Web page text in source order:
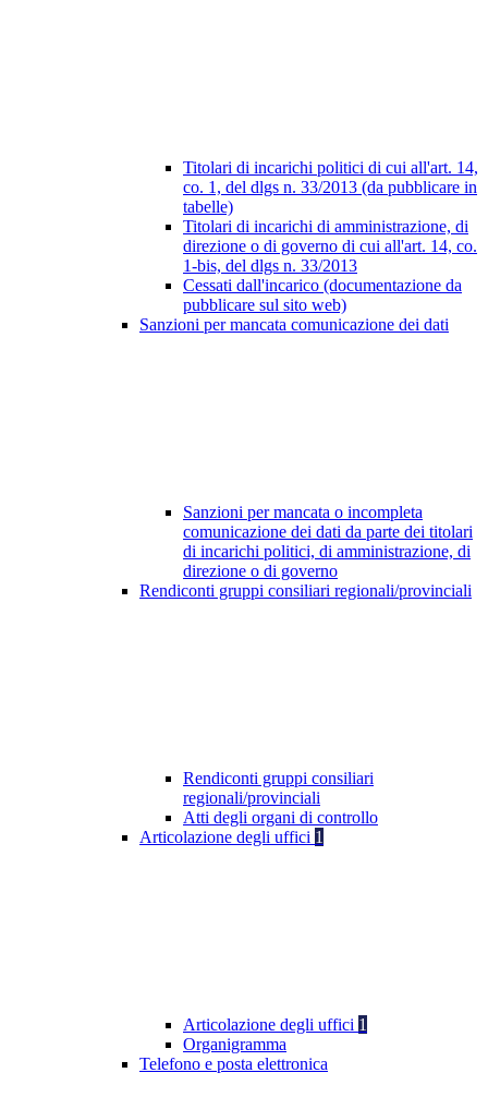
Titolari di incarichi politici di cui all'art. 14,
co. 1, del dlgs n. 33/2013 (da pubblicare in
tabelle)
Titolari di incarichi di amministrazione, di
direzione o di governo di cui all'art. 14, co.
1-bis, del dlgs n. 33/2013
Cessati dall'incarico (documentazione da
pubblicare sul sito web)
Sanzioni per mancata comunicazione dei dati
Sanzioni per mancata o incompleta
comunicazione dei dati da parte dei titolari
di incarichi politici, di amministrazione, di
direzione o di governo
Rendiconti gruppi consiliari regionali/provinciali
Rendiconti gruppi consiliari
regionali/provinciali
Atti degli organi di controllo
Articolazione degli uffici 1
Articolazione degli uffici 1
Organigramma
Telefono e posta elettronica